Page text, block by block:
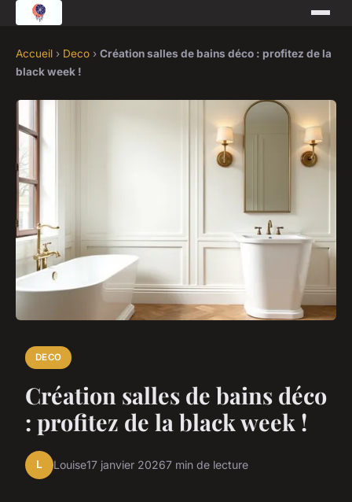
Accueil › Deco › Création salles de bains déco : profitez de la
black week !
DECO
Création salles de bains déco
: profitez de la black week !
L Louise17 janvier 20267 min de lecture